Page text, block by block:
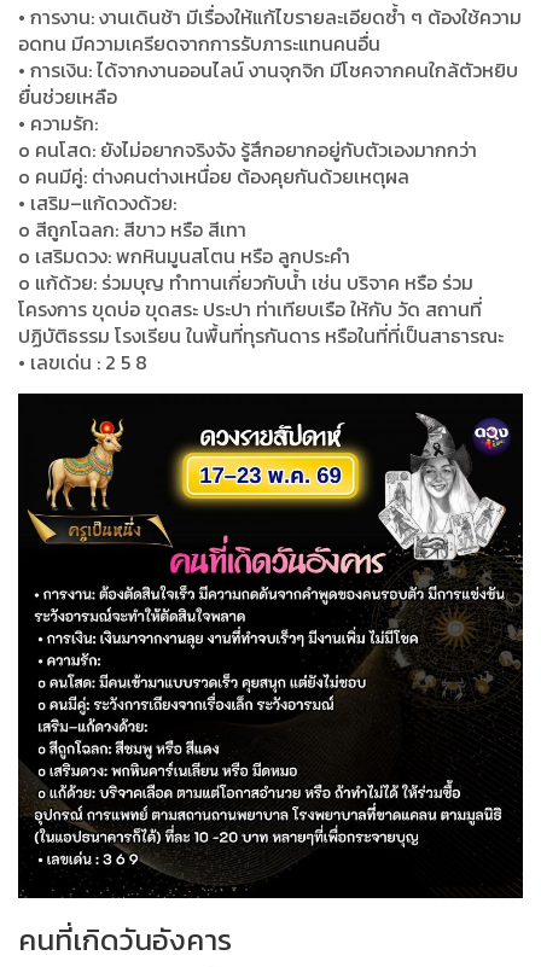
• การงาน: งานเดินช้า มีเรื่องให้แก้ไขรายละเอียดซ้ำ ๆ ต้องใช้ความ
อดทน มีความเครียดจากการรับภาระแทนคนอื่น
• การเงิน: ได้จากงานออนไลน์ งานจุกจิก มีโชคจากคนใกล้ตัวหยิบ
ยื่นช่วยเหลือ
• ความรัก:
o คนโสด: ยังไม่อยากจริงจัง รู้สึกอยากอยู่กับตัวเองมากกว่า
o คนมีคู่: ต่างคนต่างเหนื่อย ต้องคุยกันด้วยเหตุผล
• เสริม–แก้ดวงด้วย:
o สีถูกโฉลก: สีขาว หรือ สีเทา
o เสริมดวง: พกหินมูนสโตน หรือ ลูกประคำ
o แก้ด้วย: ร่วมบุญ ทำทานเกี่ยวกับน้ำ เช่น บริจาค หรือ ร่วม
โครงการ ขุดบ่อ ขุดสระ ประปา ท่าเทียบเรือ ให้กับ วัด สถานที่
ปฏิบัติธรรม โรงเรียน ในพื้นที่ทุรกันดาร หรือในที่ที่เป็นสาธารณะ
• เลขเด่น : 2 5 8
คนที่เกิดวันอังคาร